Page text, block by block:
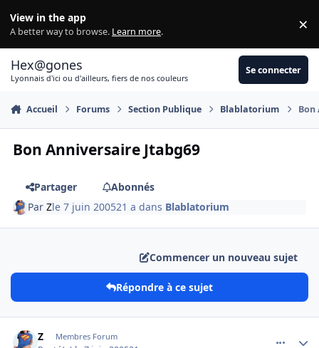
View in the app
A better way to browse. Learn more. ×
Hex@gones
Lyonnais d'ici ou d'ailleurs, fiers de nos couleurs
Se connecter
Accueil Forums Section Publique Blablatorium Bon
Bon Anniversaire Jtabg69
Partager
Abonnés
ParZle 7 juin 200521 a dans Blablatorium
Commencer un nouveau sujet
Répondre à ce sujet
Z Membres Forum